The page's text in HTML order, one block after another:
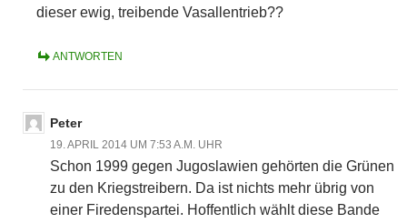
dieser ewig, treibende Vasallentrieb??
ANTWORTEN
Peter
19. APRIL 2014 UM 7:53 A.M. UHR
Schon 1999 gegen Jugoslawien gehörten die Grünen
zu den Kriegstreibern. Da ist nichts mehr übrig von
einer Firedenspartei. Hoffentlich wählt diese Bande